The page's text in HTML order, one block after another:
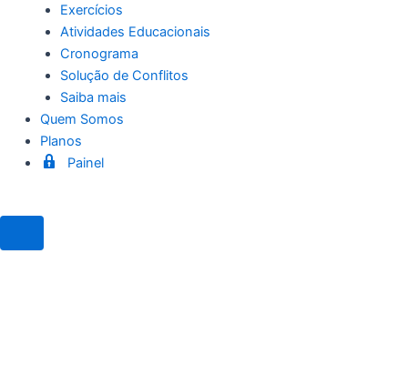
Exercícios
Atividades Educacionais
Cronograma
Solução de Conflitos
Saiba mais
Quem Somos
Planos
Painel